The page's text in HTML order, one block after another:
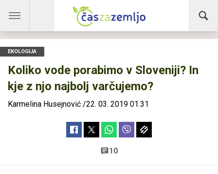
EKOLOGIJA
Koliko vode porabimo v Sloveniji? In
kje z njo najbolj varčujemo?
Karmelina Husejnović /22. 03. 2019 01.31
10